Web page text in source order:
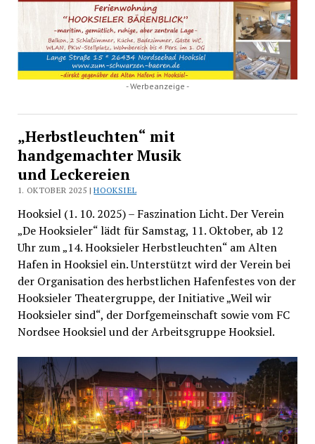
- Werbeanzeige -
„Herbstleuchten“ mit
handgemachter Musik
und Leckereien
1. OKTOBER 2025 |HOOKSIEL
Hooksiel (1. 10. 2025) – Faszination Licht. Der Verein
„De Hooksieler“ lädt für Samstag, 11. Oktober, ab 12
Uhr zum „14. Hooksieler Herbstleuchten“ am Alten
Hafen in Hooksiel ein. Unterstützt wird der Verein bei
der Organisation des herbstlichen Hafenfestes von der
Hooksieler Theatergruppe, der Initiative „Weil wir
Hooksieler sind“, der Dorfgemeinschaft sowie vom FC
Nordsee Hooksiel und der Arbeitsgruppe Hooksiel.